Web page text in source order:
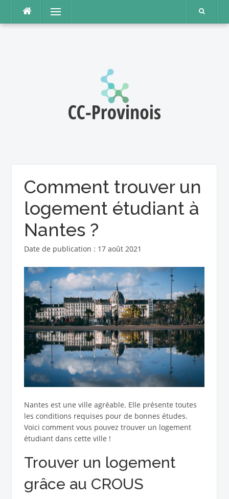
contenu
Menu
Comment trouver un
logement étudiant à
Nantes ?
Date de publication : 17 août 2021
Nantes est une ville agréable. Elle présente toutes
les conditions requises pour de bonnes études.
Voici comment vous pouvez trouver un logement
étudiant dans cette ville !
Trouver un logement
grâce au CROUS